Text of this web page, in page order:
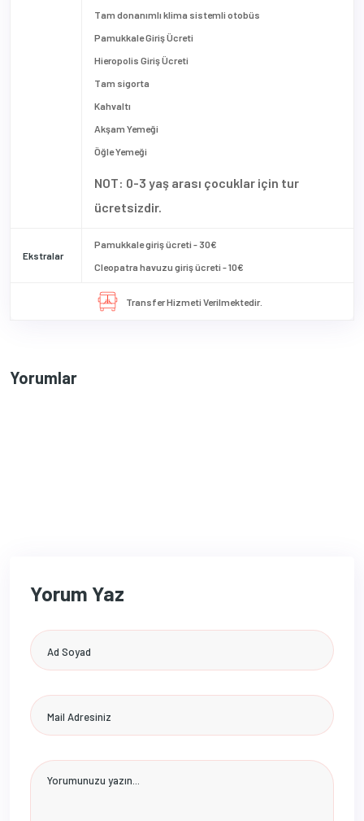
Tam donanımlı klima sistemli otobüs
Pamukkale Giriş Ücreti
Hieropolis Giriş Ücreti
Tam sigorta
Kahvaltı
Akşam Yemeği
Öğle Yemeği
NOT: 0-3 yaş arası çocuklar için tur
ücretsizdir.
Ekstralar
Pamukkale giriş ücreti - 30€
Cleopatra havuzu giriş ücreti - 10€
Transfer Hizmeti Verilmektedir.
Yorumlar
Yorum Yaz